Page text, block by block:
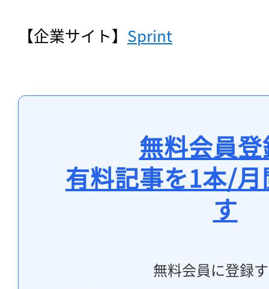
【企業サイト】 Sprint
無料会員
有料記事を1本/
す
無料会員に登録